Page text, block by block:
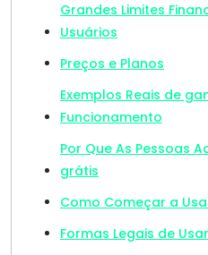
Grandes Limites
Usuários
Preços e Planos
Exemplos Reais de
Funcionamento
Por Que As Pessoas
grátis
Como Começar a
Formas Legais de